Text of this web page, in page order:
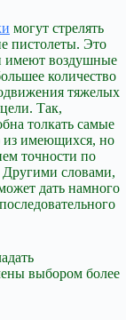
могут стрелять
пистолеты. Это
имеют воздушные
количество
тяжелых
Так,
толкать самые
из имеющихся, но
точности по
словами,
дать намного
выбором более